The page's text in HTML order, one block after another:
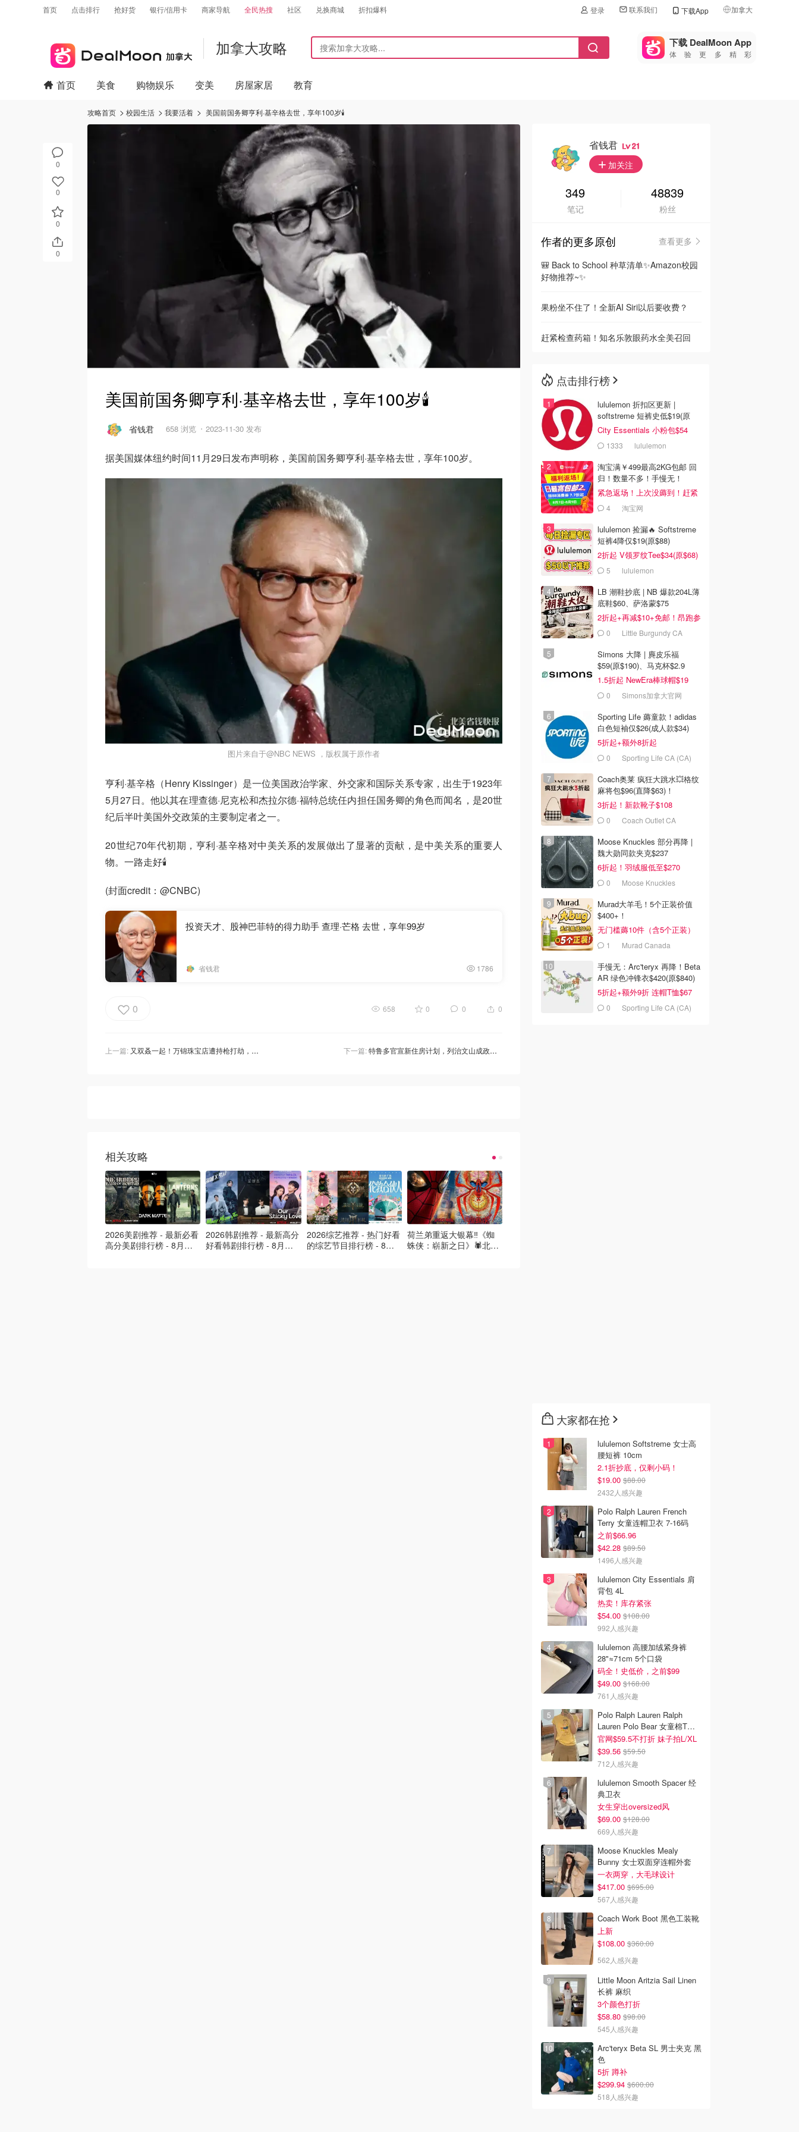
首页 点击排行 抢好货 银行/信用卡 商家导航 全民热搜 社区 兑换商城 折扣爆料 登录 联系我们 下载App 加拿大
🇺🇸
美国
🇨🇳中国
🇮🇹
🇦🇺
🇳🇿新西兰
加拿大攻略 下载 DealMoon App
体验更多精彩
0
0
0
0
首页 美食 购物娱乐 变美 房屋家居 教育
攻略首页 校园生活 我要活着 美国前国务卿亨利·基辛格去世，享年100岁🕯️
美国前国务卿亨利·基辛格去世，享年100岁🕯️
省钱君 658 浏览 2023-11-30 发布
据美国媒体纽约时间11月29日发布声明称，美国前国务卿亨利·基辛格去世，享年100岁。
图片来自于@NBC NEWS ，版权属于原作者
亨利·基辛格（Henry Kissinger）是一位美国政治学家、外交家和国际关系专家，出生于1923年
5月27日。他以其在理查德·尼克松和杰拉尔德·福特总统任内担任国务卿的角色而闻名，是20世
纪后半叶美国外交政策的主要制定者之一。
20世纪70年代初期，亨利·基辛格对中美关系的发展做出了显著的贡献，是中美关系的重要人
物。一路走好🕯️
(封面credit：@CNBC)
投资天才、股神巴菲特的得力助手 查理·芒格 去世，享年99岁
省钱君 1786
0 658 0 0 0
上一篇: 又双叒一起！万锦珠宝店遭持枪打劫，大量珠宝和现金失窃！嫌疑人全网通缉！ 下一篇:特鲁多官宣新住房计划，列治文山成政府加速基金受益者，投3100万建41,500套住房！
相关攻略
2026美剧推荐 - 最新必看
高分美剧排行榜 - 8月最
2026韩剧推荐 - 最新高分
好看韩剧排行榜 - 8月最
2026综艺推荐 - 热门好看
的综艺节目排行榜 - 8月
荷兰弟重返大银幕‼️《蜘
蛛侠：崭新之日》🕷️北美
省钱君 21
加关注
349
笔记
48839
粉丝
作者的更多原创
查看更多
🎒 Back to School 种草清单✨Amazon校园
好物推荐~✨
果粉坐不住了！全新AI Siri以后要收费？
赶紧检查药箱！知名乐敦眼药水全美召回
点击排行榜
lululemon 折扣区更新 |
softstreme 短裤史低$19(原
$88)
City Essentials 小粉包$54
1333 lululemon
淘宝满￥499最高2KG包邮 回
归！数量不多！手慢无！
紧急返场！上次没薅到！赶紧
冲 4 淘宝网
lululemon 捡漏🔥 Softstreme
短裤4降仅$19(原$88)
2折起 V领罗纹Tee$34(原$68)
5 lululemon
LB 潮鞋抄底 | NB 爆款204L薄
底鞋$60、萨洛蒙$75
2折起+再减$10+免邮！昂跑参
加 0
Little Burgundy CA
Simons 大降 | 麂皮乐福
$59(原$190)、马克杯$2.9
1.5折起 NewEra棒球帽$19
0 Simons加拿大官网
Sporting Life 薅童款！adidas
白色短袖仅$26(成人款$34)
5折起+额外8折起
0 Sporting Life CA (CA)
Coach奥莱 疯狂大跳水💥格纹
麻将包$96(直降$63)！
3折起！新款靴子$108
0 Coach Outlet CA
Moose Knuckles 部分再降 |
魏大勋同款夹克$237
6折起！羽绒服低至$270
0 Moose Knuckles
Murad大羊毛！5个正装价值
$400+！
无门槛薅10件（含5个正装）
1 Murad Canada
手慢无：Arc'teryx 再降！Beta
AR 绿色冲锋衣$420(原$840)
5折起+额外9折 连帽T恤$67
0 Sporting Life CA (CA)
大家都在抢
lululemon Softstreme 女士高
腰短裤 10cm
2.1折抄底，仅剩小码！
$19.00 $88.00
2432人感兴趣
Polo Ralph Lauren French
Terry 女童连帽卫衣 7-16码
之前$66.96
$42.28 $89.50
1496人感兴趣
lululemon City Essentials 肩
背包 4L
热卖！库存紧张
$54.00 $108.00
992人感兴趣
lululemon 高腰加绒紧身裤
28"≈71cm 5个口袋
码全！史低价，之前$99
$49.00 $168.00
761人感兴趣
Polo Ralph Lauren Ralph
Lauren Polo Bear 女童棉T恤
染色 1件
官网$59.5不打折 妹子拍L/XL
$39.56 $59.50
712人感兴趣
lululemon Smooth Spacer 经
典卫衣
女生穿出oversized风
$69.00 $128.00
669人感兴趣
Moose Knuckles Mealy
Bunny 女士双面穿连帽外套
一衣两穿，大毛球设计
$417.00 $695.00
567人感兴趣
Coach Work Boot 黑色工装靴
上新
$108.00 $360.00
562人感兴趣
Little Moon Aritzia Sail Linen
长裤 麻织
3个颜色打折
$58.80 $98.00
545人感兴趣
Arc'teryx Beta SL 男士夹克 黑
色
5折 蹲补
$299.94 $600.00
518人感兴趣